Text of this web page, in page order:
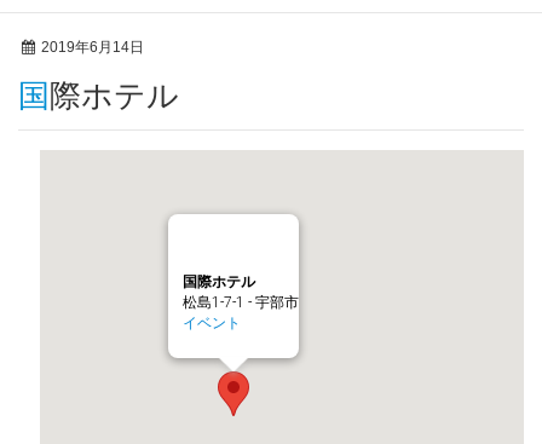
2019年6月14日
国際ホテル
国際ホテル
松島1-7-1 - 宇部市
イベント